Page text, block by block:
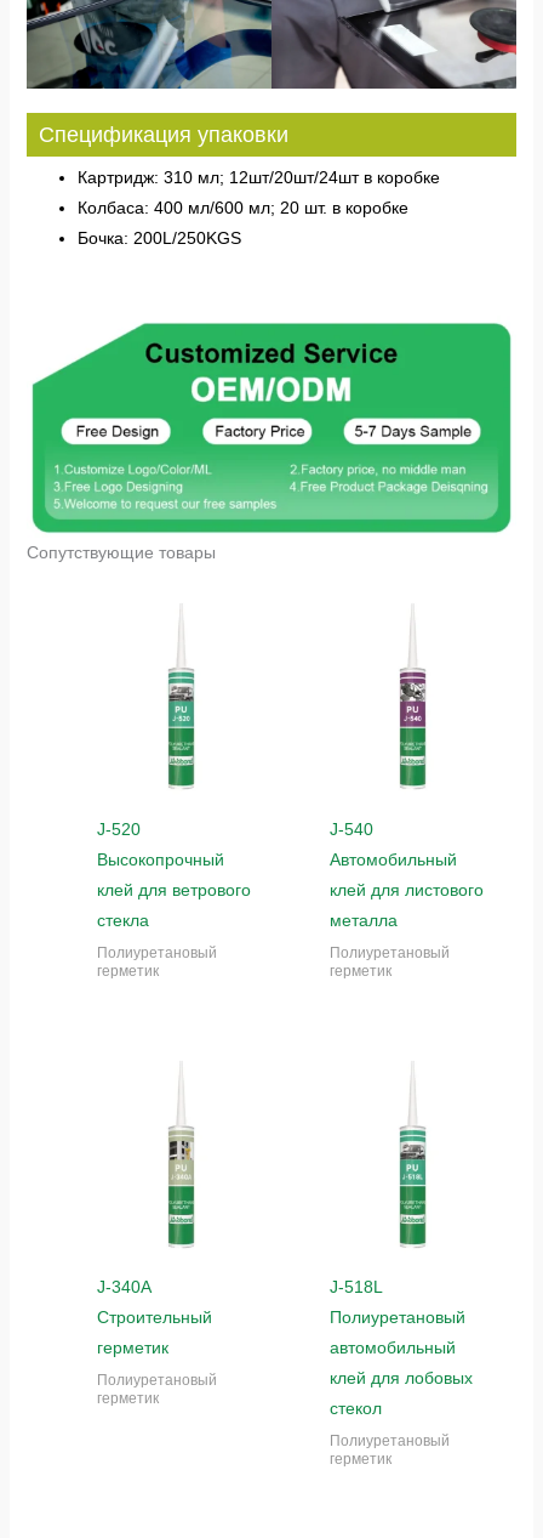
Спецификация упаковки
Картридж: 310 мл; 12шт/20шт/24шт в коробке
Колбаса: 400 мл/600 мл; 20 шт. в коробке
Бочка: 200L/250KGS
Сопутствующие товары
J-520
Высокопрочный
клей для ветрового
стекла
Полиуретановый
герметик
J-540
Автомобильный
клей для листового
металла
Полиуретановый
герметик
J-340A
Строительный
герметик
Полиуретановый
герметик
J-518L
Полиуретановый
автомобильный
клей для лобовых
стекол
Полиуретановый
герметик